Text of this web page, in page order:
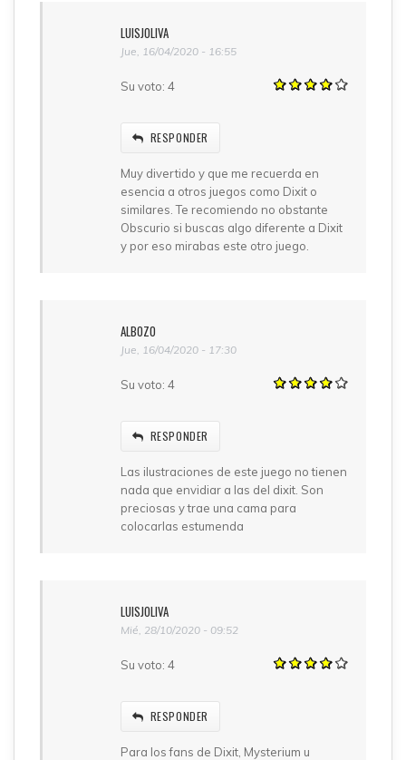
LUISJOLIVA
Jue, 16/04/2020 - 16:55
Su voto: 4
RESPONDER
Muy divertido y que me recuerda en
esencia a otros juegos como Dixit o
similares. Te recomiendo no obstante
Obscurio si buscas algo diferente a Dixit
y por eso mirabas este otro juego.
ALBOZO
Jue, 16/04/2020 - 17:30
Su voto: 4
RESPONDER
Las ilustraciones de este juego no tienen
nada que envidiar a las del dixit. Son
preciosas y trae una cama para
colocarlas estumenda
LUISJOLIVA
Mié, 28/10/2020 - 09:52
Su voto: 4
RESPONDER
Para los fans de Dixit, Mysterium u